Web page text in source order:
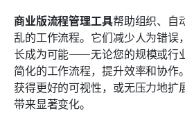
商业版流程管理工具帮助组织、自
乱的工作流程。它们减少人为错误
长成为可能——无论您的规模或行
简化的工作流程，提升效率和协作
获得更好的可视性，或无压力地扩
带来显著变化。
如何为您的公司选择最佳的
真实BPM工具案例研究：团队
力
结论